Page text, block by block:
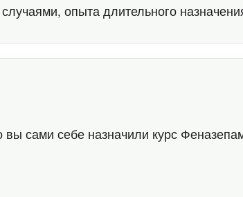
опыта длительного
вы сами себе назначили курс